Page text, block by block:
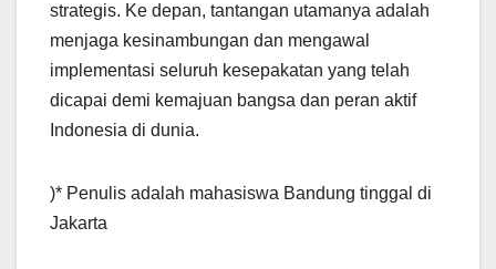
strategis. Ke depan, tantangan utamanya adalah
menjaga kesinambungan dan mengawal
implementasi seluruh kesepakatan yang telah
dicapai demi kemajuan bangsa dan peran aktif
Indonesia di dunia.
)* Penulis adalah mahasiswa Bandung tinggal di
Jakarta